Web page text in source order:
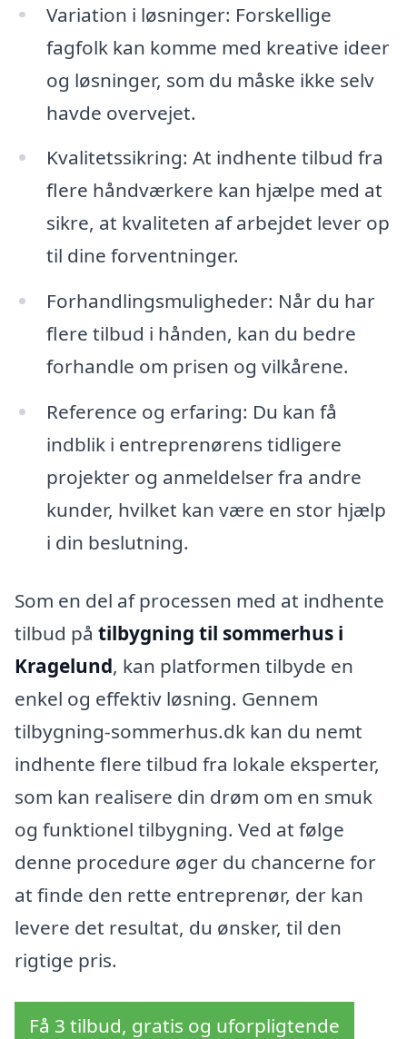
Variation i løsninger: Forskellige
fagfolk kan komme med kreative ideer
og løsninger, som du måske ikke selv
havde overvejet.
Kvalitetssikring: At indhente tilbud fra
flere håndværkere kan hjælpe med at
sikre, at kvaliteten af arbejdet lever op
til dine forventninger.
Forhandlingsmuligheder: Når du har
flere tilbud i hånden, kan du bedre
forhandle om prisen og vilkårene.
Reference og erfaring: Du kan få
indblik i entreprenørens tidligere
projekter og anmeldelser fra andre
kunder, hvilket kan være en stor hjælp
i din beslutning.
Som en del af processen med at indhente
tilbud på tilbygning til sommerhus i
Kragelund, kan platformen tilbyde en
enkel og effektiv løsning. Gennem
tilbygning-sommerhus.dk kan du nemt
indhente flere tilbud fra lokale eksperter,
som kan realisere din drøm om en smuk
og funktionel tilbygning. Ved at følge
denne procedure øger du chancerne for
at finde den rette entreprenør, der kan
levere det resultat, du ønsker, til den
rigtige pris.
Få 3 tilbud, gratis og uforpligtende